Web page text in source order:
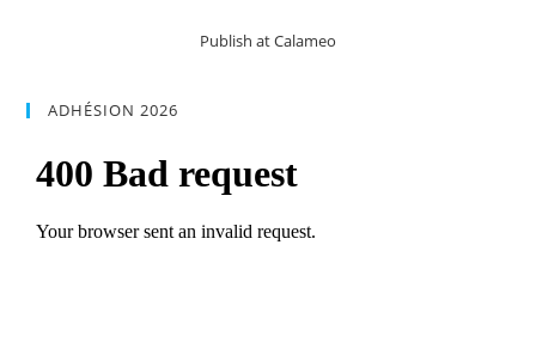
Publish at Calameo
ADHÉSION 2026